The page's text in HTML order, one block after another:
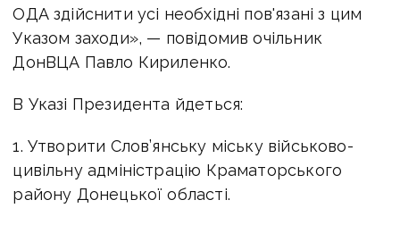
ОДА здійснити усі необхідні пов'язані з цим
Указом заходи», — повідомив очільник
ДонВЦА Павло Кириленко.
В Указі Президента йдеться:
1. Утворити Слов’янську міську військово-
цивільну адміністрацію Краматорського
району Донецької області.